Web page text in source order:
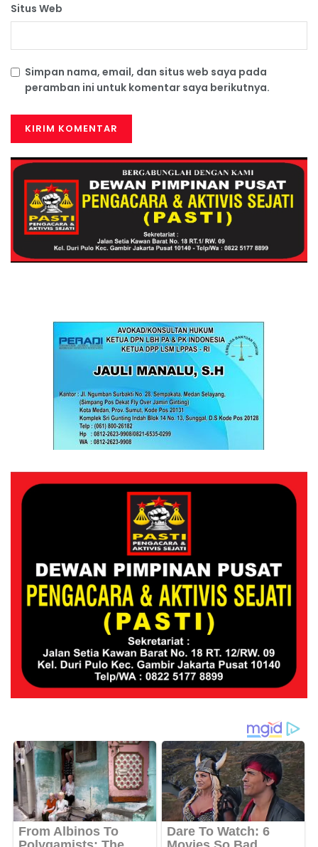
Situs Web
Simpan nama, email, dan situs web saya pada
peramban ini untuk komentar saya berikutnya.